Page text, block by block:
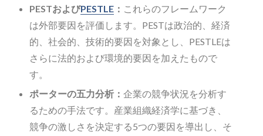
PESTおよびPESTLE ： これらのフレームワーク
は外部要因を評価します。PESTは政治的、経済
的、社会的、技術的要因を対象とし、PESTLEは
さらに法的および環境的要因を加えたもので
す。
ポーターの五力分析： 企業の競争状況を分析す
るための手法です。産業組織経済学に基づき、
競争の激しさを決定する5つの要因を導出し、そ